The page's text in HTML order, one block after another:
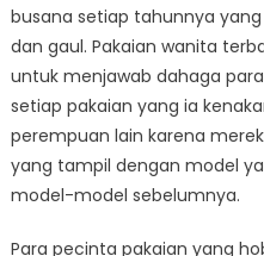
busana setiap tahunnya
dan gaul. Pakaian wanita
untuk menjawab dahaga
setiap pakaian yang ia
perempuan lain karena
yang tampil dengan model
model-model sebelumnya.
Para pecinta pakaian yang